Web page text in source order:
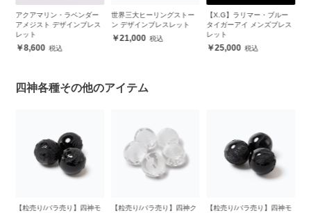
世界三大ヒーリングストー
ン デザインブレスレット
21,000
【X.G】ラリマー・ブルー
タイガーアイ メンズブレス
レット
ラリマー・ローズクォーツ
デザインブレスレット
10,700
四神各種その他のアイテム
【粒売り/バラ売り】四神ク
【粒売り/バラ売り】四神モ
【粒売り/バラ売り】四神モ